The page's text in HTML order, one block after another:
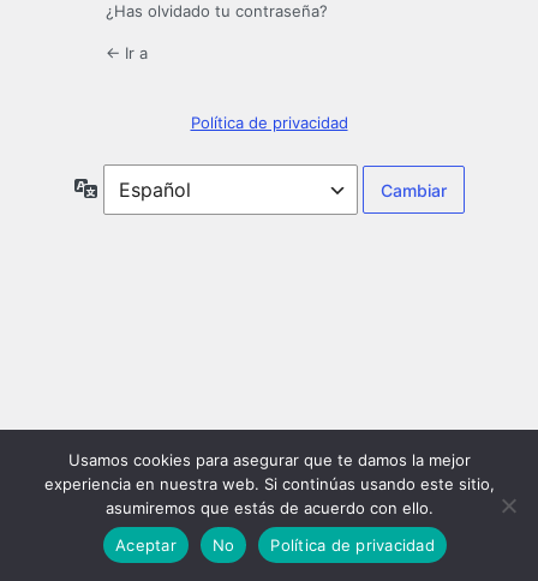
¿Has olvidado tu contraseña?
← Ir a
Política de privacidad
Idioma
Usamos cookies para asegurar que te damos la mejor
experiencia en nuestra web. Si continúas usando este sitio,
asumiremos que estás de acuerdo con ello.
Aceptar
No Política de privacidad